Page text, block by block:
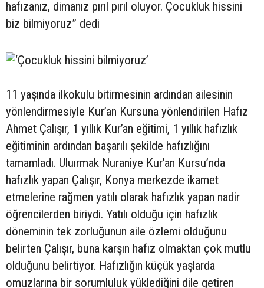
hafızanız, dimanız pırıl pırıl oluyor. Çocukluk hissini
biz bilmiyoruz” dedi
11 yaşında ilkokulu bitirmesinin ardından ailesinin
yönlendirmesiyle Kur’an Kursuna yönlendirilen Hafız
Ahmet Çalışır, 1 yıllık Kur’an eğitimi, 1 yıllık hafızlık
eğitiminin ardından başarılı şekilde hafızlığını
tamamladı. Uluırmak Nuraniye Kur’an Kursu’nda
hafızlık yapan Çalışır, Konya merkezde ikamet
etmelerine rağmen yatılı olarak hafızlık yapan nadir
öğrencilerden biriydi. Yatılı olduğu için hafızlık
döneminin tek zorluğunun aile özlemi olduğunu
belirten Çalışır, buna karşın hafız olmaktan çok mutlu
olduğunu belirtiyor. Hafızlığın küçük yaşlarda
omuzlarına bir sorumluluk yüklediğini dile getiren